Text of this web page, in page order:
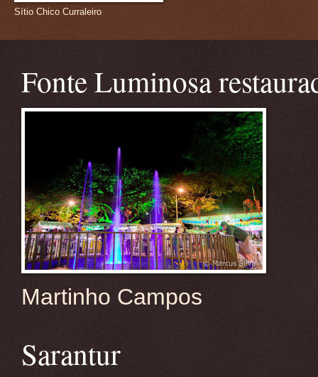
Sítio Chico Curraleiro
Fonte Luminosa
Martinho Campos
Sarantur